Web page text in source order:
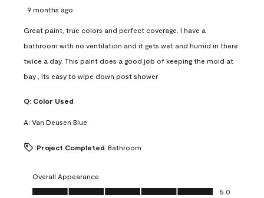
9 months ago
Great paint, true colors and perfect coverage. I have a
bathroom with no ventilation and it gets wet and humid in there
twice a day. This paint does a good job of keeping the mold at
bay , its easy to wipe down post shower
Q: Color Used
A: Van Deusen Blue
Project Completed Bathroom
Overall Appearance
Overall Appearance, 5.0 out of 5
5.0